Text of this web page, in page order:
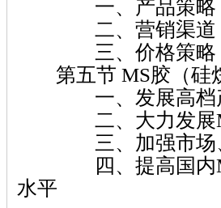
一、产品策略
二、营销渠道
三、价格策略
第五节 MS胶（硅
一、发展高档
二、大力发展MS
三、加强市场、
四、提高国内MS
水平